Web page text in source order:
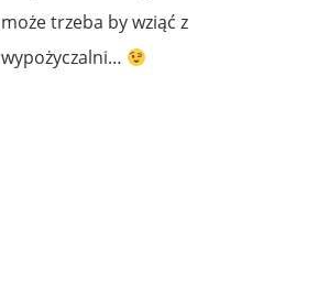
może trzeba by wziąć z
wypożyczalni…